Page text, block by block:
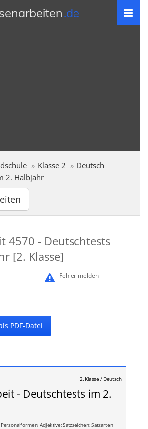
.de
Klasse 2
Deutsch
2. Halbjahr
4570 - Deutschtests
[2. Klasse]
Fehler melden
PDF-Datei
2. Klasse / Deutsch
- Deutschtests im 2.
Adjektive; Satzzeichen; Satzarten